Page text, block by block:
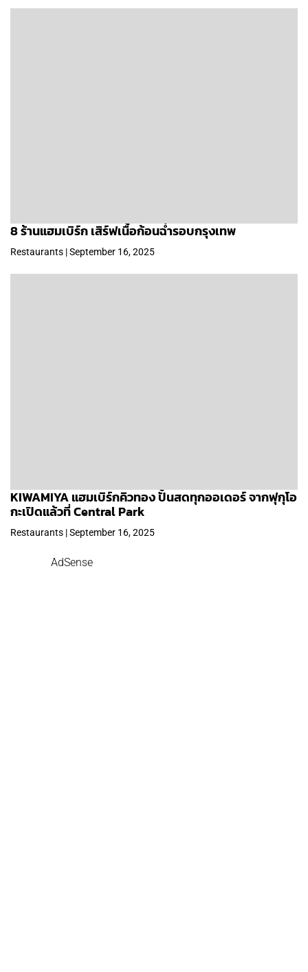
8 ร้านแฮมเบิร์ก เสิร์ฟเนื้อก้อนฉ่ำรอบกรุงเทพ
Restaurants | September 16, 2025
KIWAMIYA แฮมเบิร์กคิวทอง ปั้นสดทุกออเดอร์ จากฟุกุโอ
กะเปิดแล้วที่ Central Park
Restaurants | September 16, 2025
AdSense